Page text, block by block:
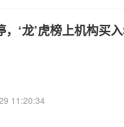
，‘龙’虎榜上机构买
11:20:34